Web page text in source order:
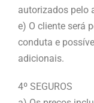
autorizados pelo
e) O cliente será
conduta e
adicionais.
4º SEGUROS